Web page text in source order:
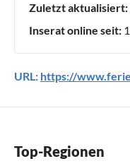
Zuletzt aktualisiert:
Inserat online seit:
URL: https://
Top-Regionen